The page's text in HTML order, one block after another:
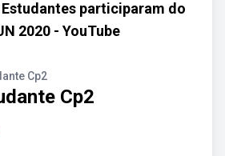
Estudantes participaram do
2020 - YouTube
Cp2
Cp2